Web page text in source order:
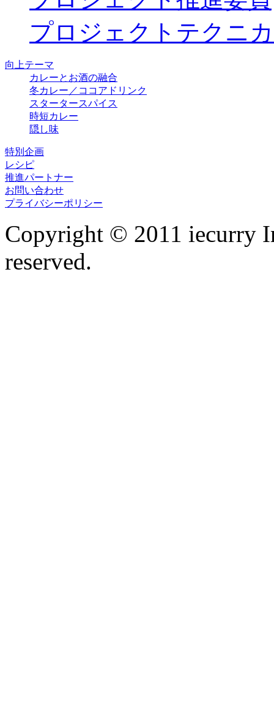
プロジェクトテクニ
向上テーマ
カレーとお酒の融合
冬カレー／ココアドリンク
スタータースパイス
時短カレー
隠し味
特別企画
レシピ
推進パートナー
お問い合わせ
プライバシーポリシー
Copyright © 2011 iecurry
reserved.